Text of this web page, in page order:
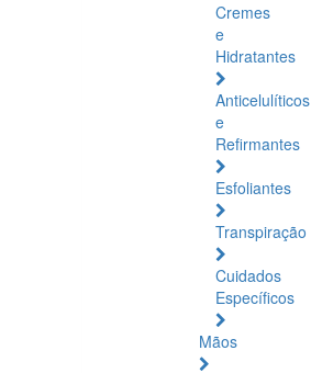
Cremes
e
Hidratantes
Anticelulíticos
e
Refirmantes
Esfoliantes
Transpiração
Cuidados
Específicos
Mãos